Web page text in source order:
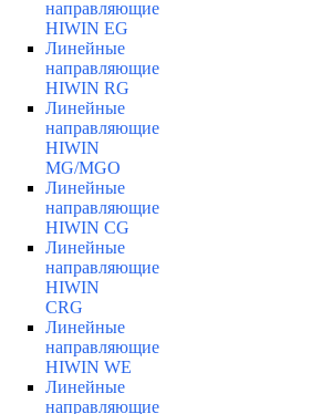
направляющие
HIWIN EG
Линейные
направляющие
HIWIN RG
Линейные
направляющие
HIWIN
MG/MGO
Линейные
направляющие
HIWIN CG
Линейные
направляющие
HIWIN
CRG
Линейные
направляющие
HIWIN WE
Линейные
направляющие